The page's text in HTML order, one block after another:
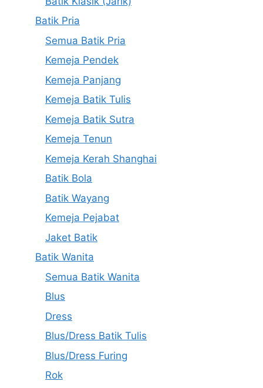
Batik Pria
Semua Batik Pria
Kemeja Pendek
Kemeja Panjang
Kemeja Batik Tulis
Kemeja Batik Sutra
Kemeja Tenun
Kemeja Kerah Shanghai
Batik Bola
Batik Wayang
Kemeja Pejabat
Jaket Batik
Batik Wanita
Semua Batik Wanita
Blus
Dress
Blus/Dress Batik Tulis
Blus/Dress Furing
Rok